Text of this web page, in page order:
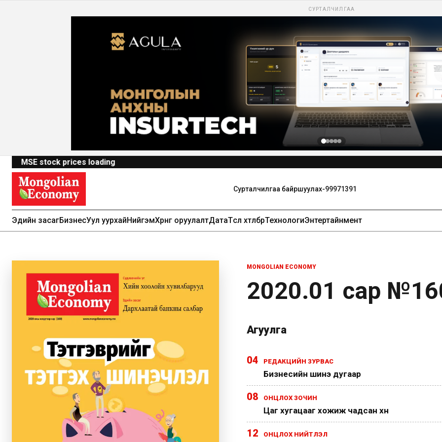
СУРТАЛЧИЛГАА
MSE stock prices loading
Эдийн засагБизнесУул уурхайНийгэмХөрөнгө оруулалтДатаТөсөл хөтөлбөрТехнологиЭнтертайнмент
MONGOLIAN ECONOMY
2020.01 сар
Агуулга
04 РЕДАКЦИЙН ЗУРВАС
Бизнесийн шинэ дугаар
08 ОНЦЛОХ ЗОЧИН
Цаг хугацааг хожиж чадсан хүн
12 ОНЦЛОХ НИЙТЛЭЛ